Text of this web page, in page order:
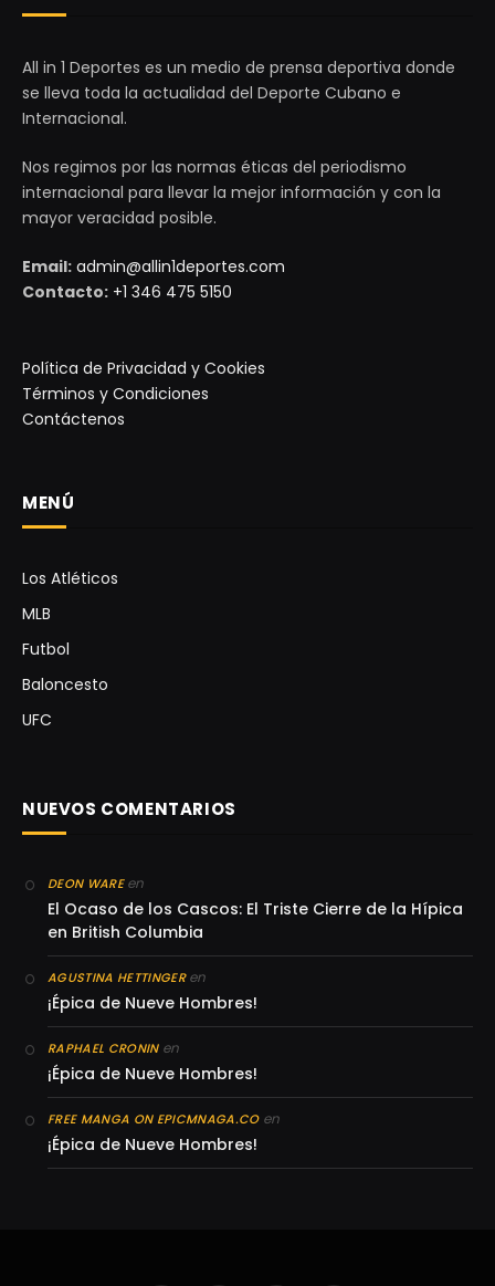
All in 1 Deportes es un medio de prensa deportiva donde
se lleva toda la actualidad del Deporte Cubano e
Internacional.
Nos regimos por las normas éticas del periodismo
internacional para llevar la mejor información y con la
mayor veracidad posible.
Email: admin@allin1deportes.com
Contacto: +1 346 475 5150
Política de Privacidad y Cookies
Términos y Condiciones
Contáctenos
MENÚ
Los Atléticos
MLB
Futbol
Baloncesto
UFC
NUEVOS COMENTARIOS
DEON WAREen
El Ocaso de los Cascos: El Triste Cierre de la Hípica
en British Columbia
AGUSTINA HETTINGERen
¡Épica de Nueve Hombres!
RAPHAEL CRONINen
¡Épica de Nueve Hombres!
FREE MANGA ON EPICMNAGA.COen
¡Épica de Nueve Hombres!